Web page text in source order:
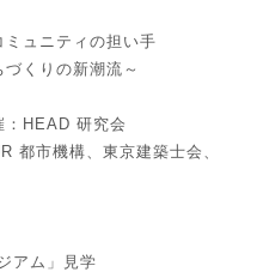
ミュニティの担い手
くりの新潮流～
：HEAD 研究会
都市機構、東京建築士会、
アム」見学